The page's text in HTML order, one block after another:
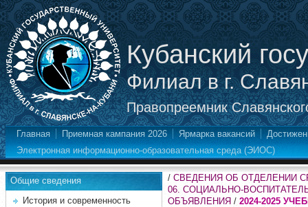
Кубанский
Филиал в г.
Правопреемник
Главная Приемная кампания 2026 Ярмарка вакансий
Электронная информационно-образовательная среда (ЭИОС)
Общие сведения
История и современность
/ СВЕДЕНИЯ ОБ ОТДЕЛЕНИИ
06. СОЦИАЛЬНО-
ОБЪЯВЛЕНИЯ / 2024-2025